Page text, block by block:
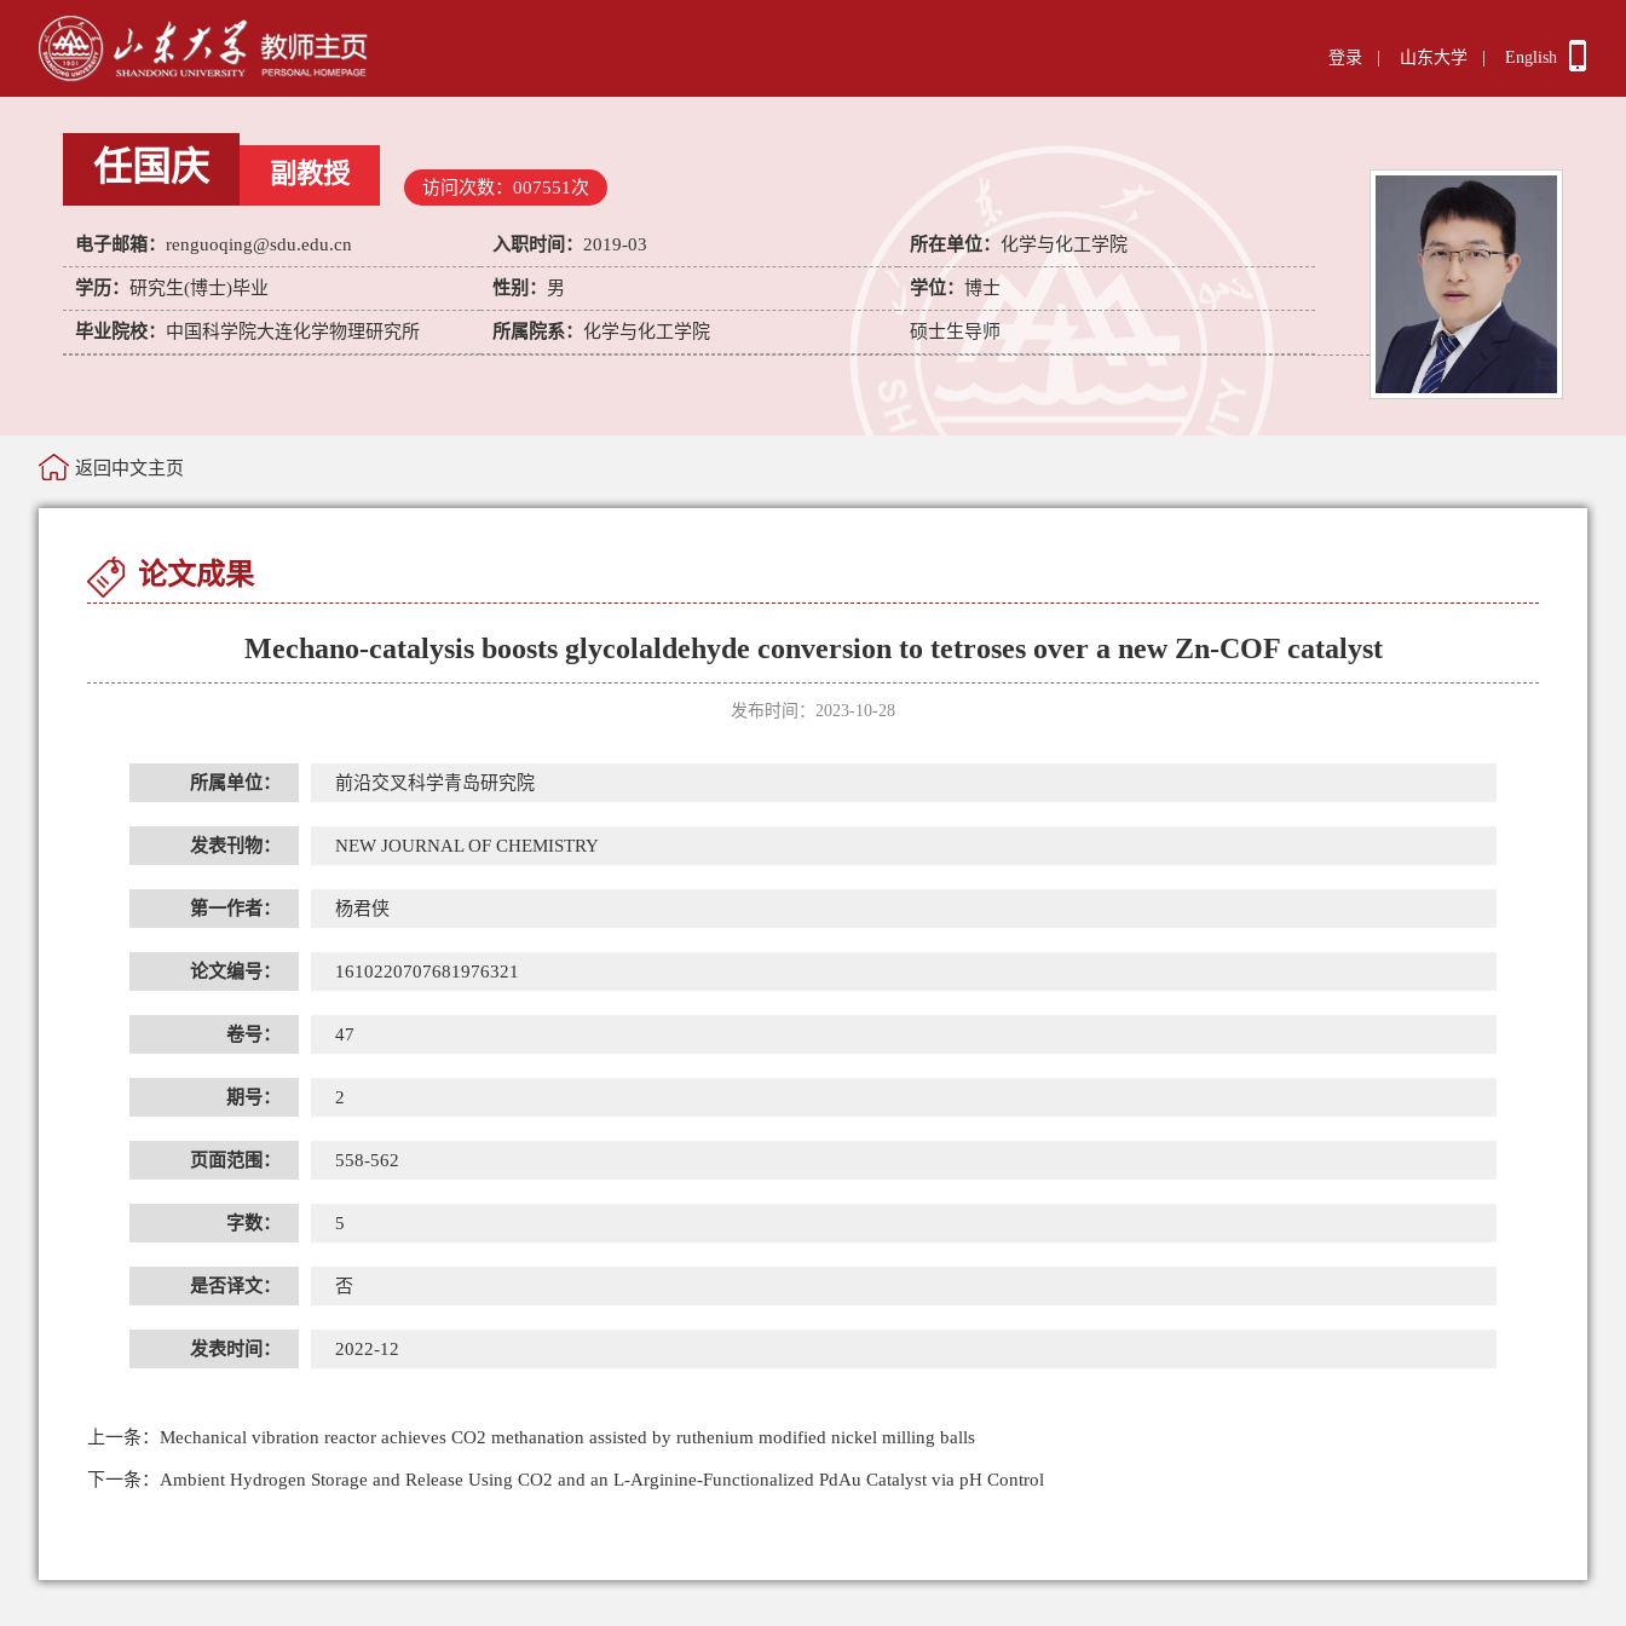
登录 山东大学 English
任国庆 副教授 访问次数： 007551 次
电子邮箱： renguoqing@sdu.edu.cn 入职时间： 2019-03 所在单位： 化学与化工学院
学历： 研究生(博士)毕业 性别： 男 学位： 博士
毕业院校： 中国科学院大连化学物理研究所 所属院系： 化学与化工学院 硕士生导师
返回中文主页
论文成果
Mechano-catalysis boosts glycolaldehyde conversion to tetroses over a new Zn-COF catalyst
发布时间：2023-10-28
所属单位： 前沿交叉科学青岛研究院
发表刊物： NEW JOURNAL OF CHEMISTRY
第一作者： 杨君侠
论文编号： 1610220707681976321
卷号： 47
期号： 2
页面范围： 558-562
字数： 5
是否译文： 否
发表时间： 2022-12
上一条： Mechanical vibration reactor achieves CO2 methanation assisted by ruthenium modified nickel milling balls
下一条： Ambient Hydrogen Storage and Release Using CO2 and an L-Arginine-Functionalized PdAu Catalyst via pH Control